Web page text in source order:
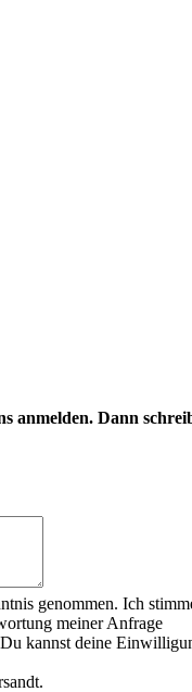
anmelden. Dann
genommen. Ich
meiner Anfrage
kannst deine